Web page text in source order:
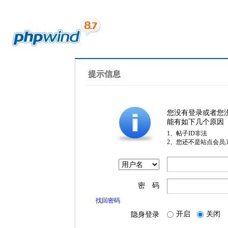
提示信息
您没有登录或者您
能有如下几个原因
1、帖子ID非法
2、您还不是站点会员
密 码
找回密码
隐身登录 开启 关闭